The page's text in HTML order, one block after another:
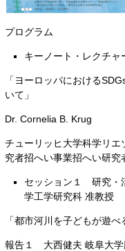
プログラム
キーノート・レクチャ
「ヨーロッパにおける
いて」
Dr. Cornelia B. Krug
チューリッヒ大学科学リ
究者招へい事業招へい研究
セッション１ 研究
学工学研究科 准教授
「都市河川を子どもが遊べ
報告１ 大西健夫 岐阜大